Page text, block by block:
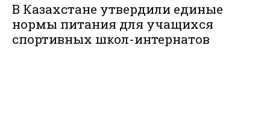
В Казахстане утвердили единые
нормы питания для учащихся
спортивных школ-интернатов